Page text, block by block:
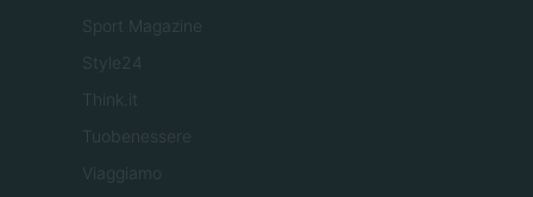
Sport Magazine
Style24
Think.it
Tuobenessere
Viaggiamo